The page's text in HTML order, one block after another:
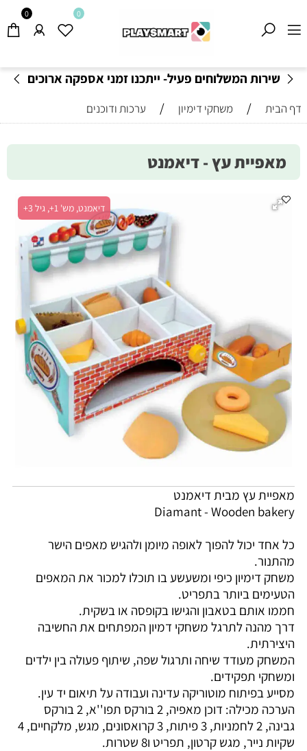
שירות המשלוחים פעיל- ייתכנו זמני אספקה ארוכים
0 0
דף הבית / משחקי דימיון / ערכות ודוכנים
מאפיית עץ - דיאמנט
דיאמנט, מש' 1+, גיל 3+
מאפיית עץ מבית דיאמנט
Diamant - Wooden bakery
כל אחד יכול להפוך לאופה מיומן ולהגיש מאפים הישר
מהתנור.
משחק דימיון כיפי ומשעשע בו תוכלו למכור את המאפים
הטעימים ביותר בתפריט.
חממו אותם בטאבון והגישו בקופסה או בשקית.
דרך מהנה לתרגל משחקי דמיון המפתחים את החשיבה
היצירתית.
המשחק מעודד שיחה ותרגול שפה, שיתוף פעולה בין ילדים
ומשחקי תפקידים.
מסייע בפיתוח מוטוריקה עדינה ועבודה על תיאום יד עין.
הערכה מכילה: דוכן מאפיה, 2 בורקס תפו''א, 2 בורקס
גבינה, 2 לחמניות, 3 פיתות, 3 קרואסונים, מגש, מלקחיים, 4
שקיות נייר, מגש קרטון, תפריט ו8 שטרות.